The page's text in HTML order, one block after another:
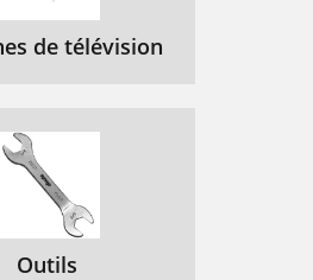
de télévision
Outils